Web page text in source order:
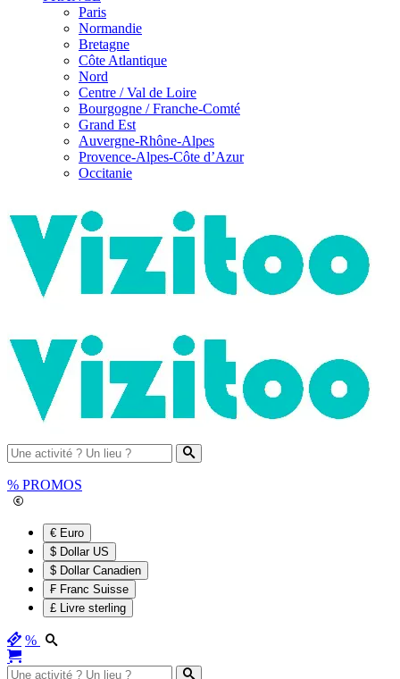
Paris
Normandie
Bretagne
Côte Atlantique
Nord
Centre / Val de Loire
Bourgogne / Franche-Comté
Grand Est
Auvergne-Rhône-Alpes
Provence-Alpes-Côte d’Azur
Occitanie
% PROMOS
€ Euro
$ Dollar US
$ Dollar Canadien
₣ Franc Suisse
£ Livre sterling
%